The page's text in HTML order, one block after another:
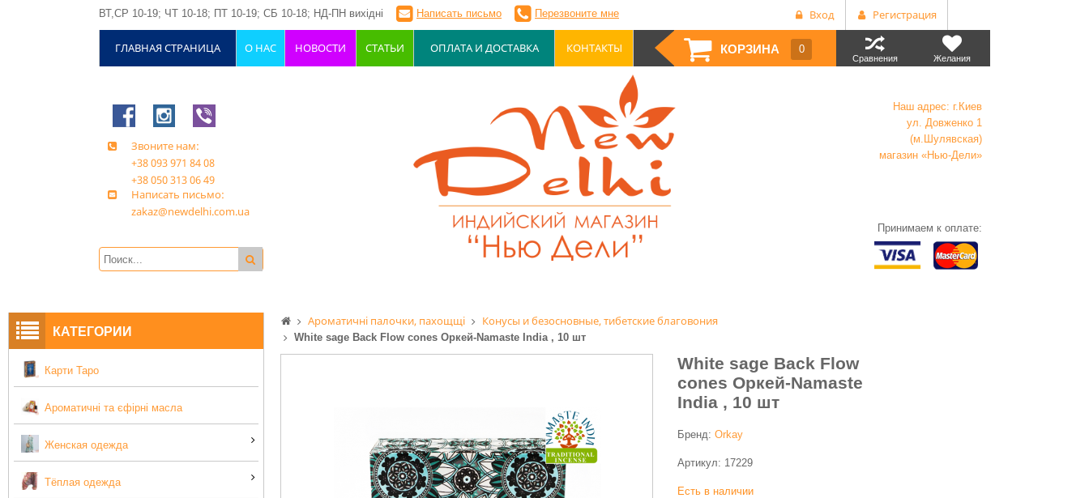
КАТЕГОРИИ
Карти Таро
Ароматичні та єфірні масла
Женская одежда
Тёплая одежда
Ароматичні палочки, пахощщі Конусы и безосновные, тибетские благовония
White sage Back Flow cones Оркей-Namaste India , 10 шт
White sage Back Flow
cones Оркей-Namaste
India , 10 шт
Бренд: Orkay
Артикул: 17229
Есть в наличии
ВТ,СР 10-19; ЧТ 10-18; ПТ 10-19; СБ 10-18; НД-ПН вихідні Написать письмо Перезвоните мне Вход Регистрация
ГЛАВНАЯ СТРАНИЦА О НАС НОВОСТИ СТАТЬИ ОПЛАТА И ДОСТАВКА КОНТАКТЫ КОРЗИНА 0
Сравнения Желания
Звоните нам:
+38 093 971 84 08
+38 050 313 06 49
Написать письмо:
zakaz@newdelhi.com.ua
Наш адрес: г.Киев
ул. Довженко 1
(м.Шулявская)
магазин «Нью-Дели»
Принимаем к оплате: